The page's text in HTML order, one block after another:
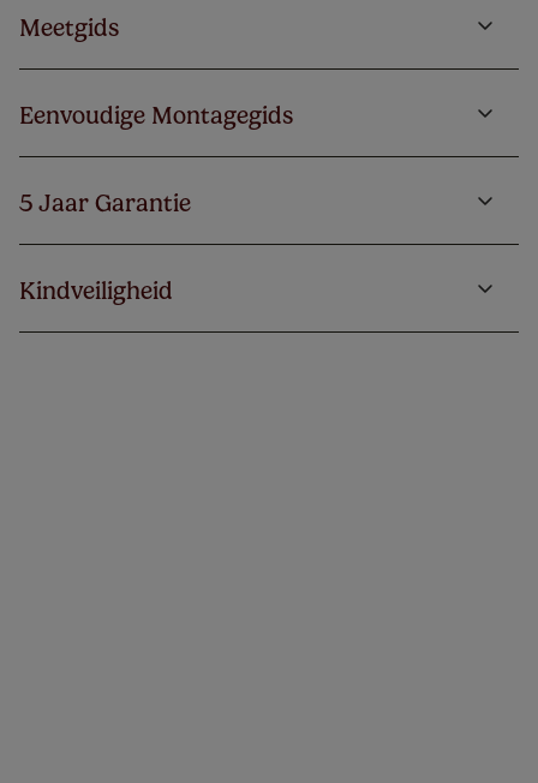
Meetgids
Eenvoudige Montagegids
5 Jaar Garantie
Kindveiligheid